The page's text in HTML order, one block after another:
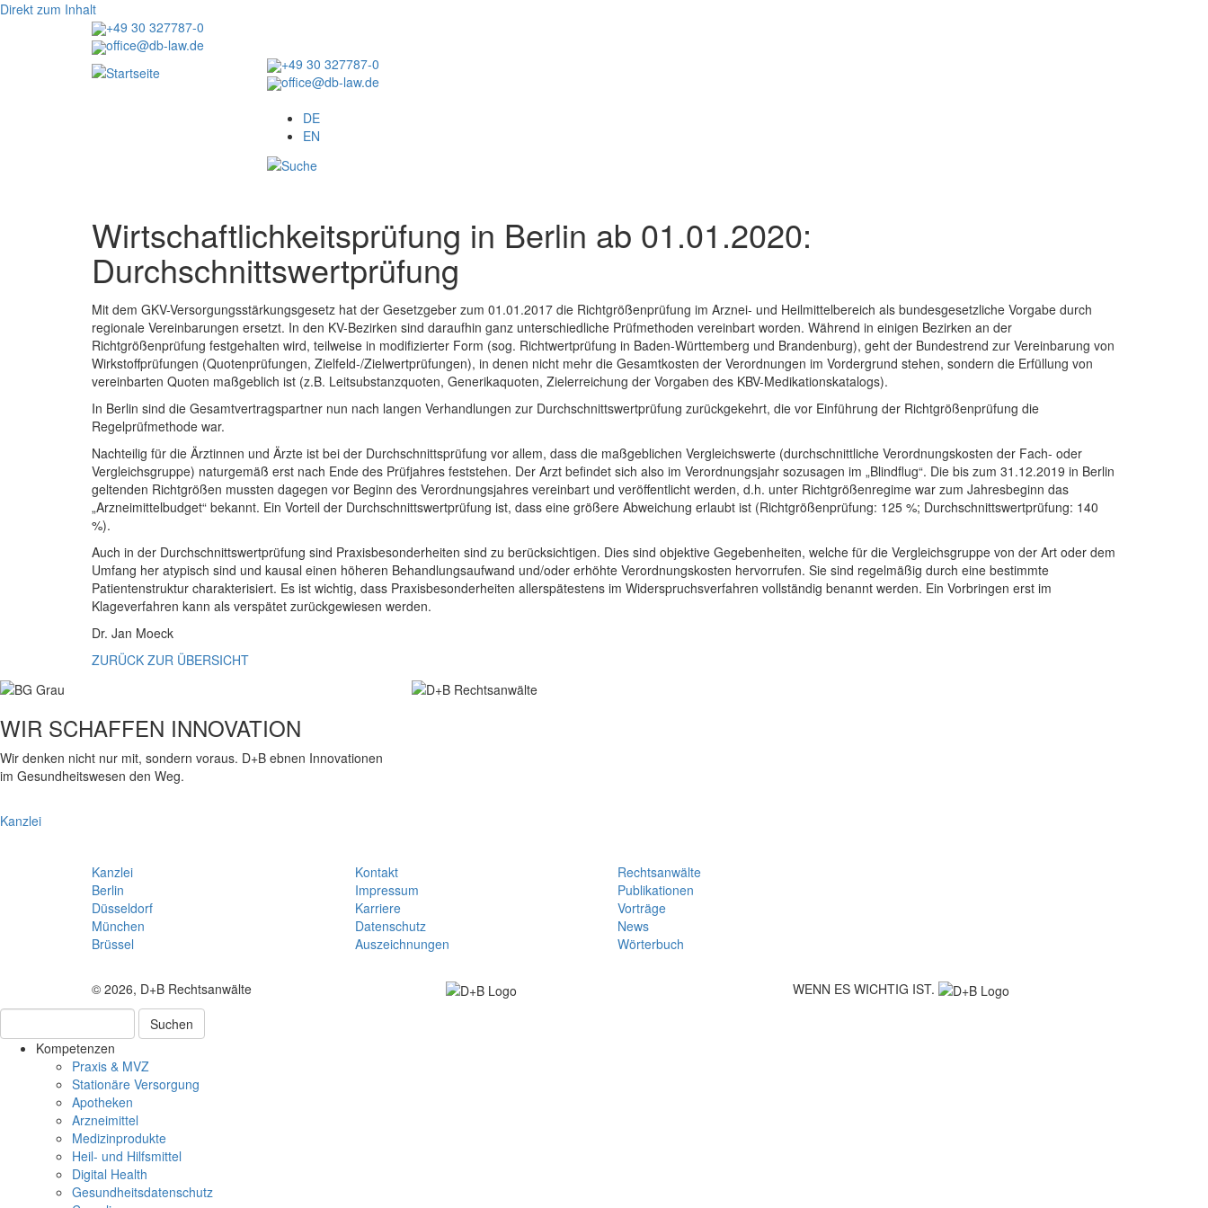
Direkt zum Inhalt
+49 30 327787-0
office@db-law.de
+49 30 327787-0
office@db-law.de
DE
EN
Wirtschaftlichkeitsprüfung in Berlin ab 01.01.2020:
Durchschnittswertprüfung
Mit dem GKV-Versorgungsstärkungsgesetz hat der Gesetzgeber zum 01.01.2017 die Richtgrößenprüfung im Arznei- und Heilmittelbereich als bundesgesetzliche Vorgabe durch
regionale Vereinbarungen ersetzt. In den KV-Bezirken sind daraufhin ganz unterschiedliche Prüfmethoden vereinbart worden. Während in einigen Bezirken an der
Richtgrößenprüfung festgehalten wird, teilweise in modifizierter Form (sog. Richtwertprüfung in Baden-Württemberg und Brandenburg), geht der Bundestrend zur Vereinbarung von
Wirkstoffprüfungen (Quotenprüfungen, Zielfeld-/Zielwertprüfungen), in denen nicht mehr die Gesamtkosten der Verordnungen im Vordergrund stehen, sondern die Erfüllung von
vereinbarten Quoten maßgeblich ist (z.B. Leitsubstanzquoten, Generikaquoten, Zielerreichung der Vorgaben des KBV-Medikationskatalogs).
In Berlin sind die Gesamtvertragspartner nun nach langen Verhandlungen zur Durchschnittswertprüfung zurückgekehrt, die vor Einführung der Richtgrößenprüfung die
Regelprüfmethode war.
Nachteilig für die Ärztinnen und Ärzte ist bei der Durchschnittsprüfung vor allem, dass die maßgeblichen Vergleichswerte (durchschnittliche Verordnungskosten der Fach- oder
Vergleichsgruppe) naturgemäß erst nach Ende des Prüfjahres feststehen. Der Arzt befindet sich also im Verordnungsjahr sozusagen im „Blindflug“. Die bis zum 31.12.2019 in Berlin
geltenden Richtgrößen mussten dagegen vor Beginn des Verordnungsjahres vereinbart und veröffentlicht werden, d.h. unter Richtgrößenregime war zum Jahresbeginn das
„Arzneimittelbudget“ bekannt. Ein Vorteil der Durchschnittswertprüfung ist, dass eine größere Abweichung erlaubt ist (Richtgrößenprüfung: 125 %; Durchschnittswertprüfung: 140
%).
Auch in der Durchschnittswertprüfung sind Praxisbesonderheiten sind zu berücksichtigen. Dies sind objektive Gegebenheiten, welche für die Vergleichsgruppe von der Art oder dem
Umfang her atypisch sind und kausal einen höheren Behandlungsaufwand und/oder erhöhte Verordnungskosten hervorrufen. Sie sind regelmäßig durch eine bestimmte
Patientenstruktur charakterisiert. Es ist wichtig, dass Praxisbesonderheiten allerspätestens im Widerspruchsverfahren vollständig benannt werden. Ein Vorbringen erst im
Klageverfahren kann als verspätet zurückgewiesen werden.
Dr. Jan Moeck
ZURÜCK ZUR ÜBERSICHT
WIR SCHAFFEN INNOVATION
Wir denken nicht nur mit, sondern voraus. D+B ebnen Innovationen
im Gesundheitswesen den Weg.
Kanzlei
Kanzlei
Berlin
Düsseldorf
München
Brüssel
Kontakt
Impressum
Karriere
Datenschutz
Auszeichnungen
Rechtsanwälte
Publikationen
Vorträge
News
Wörterbuch
© 2026, D+B Rechtsanwälte
WENN ES WICHTIG IST.
Suchen
Kompetenzen
Praxis & MVZ
Stationäre Versorgung
Apotheken
Arzneimittel
Medizinprodukte
Heil- und Hilfsmittel
Digital Health
Gesundheitsdatenschutz